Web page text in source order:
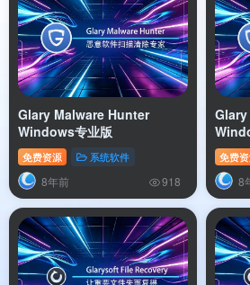
Glary Malware Hunter
Windows专业版
免费资源 系统软件
8年前 918
免费
8